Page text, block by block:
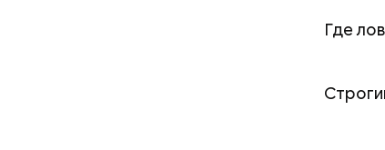
Где